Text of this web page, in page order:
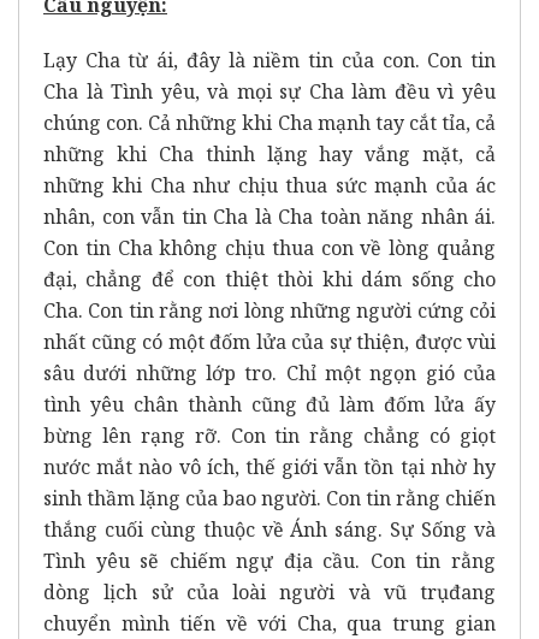
Lạy Cha từ ái, đây là niềm tin của con. Con tin
Cha là Tình yêu, và mọi sự Cha làm đều vì yêu
chúng con. Cả những khi Cha mạnh tay cắt tỉa, cả
những khi Cha thinh lặng hay vắng mặt, cả
những khi Cha như chịu thua sức mạnh của ác
nhân, con vẫn tin Cha là Cha toàn năng nhân ái.
Con tin Cha không chịu thua con về lòng quảng
đại, chẳng để con thiệt thòi khi dám sống cho
Cha. Con tin rằng nơi lòng những người cứng cỏi
nhất cũng có một đốm lửa của sự thiện, được vùi
sâu dưới những lớp tro. Chỉ một ngọn gió của
tình yêu chân thành cũng đủ làm đốm lửa ấy
bừng lên rạng rỡ. Con tin rằng chẳng có giọt
nước mắt nào vô ích, thế giới vẫn tồn tại nhờ hy
sinh thầm lặng của bao người. Con tin rằng chiến
thắng cuối cùng thuộc về Ánh sáng. Sự Sống và
Tình yêu sẽ chiếm ngự địa cầu. Con tin rằng
dòng lịch sử của loài người và vũ trụđang
chuyển mình tiến về với Cha, qua trung gian